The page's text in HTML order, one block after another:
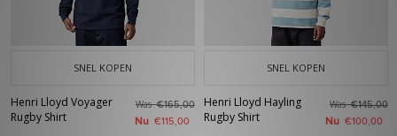
SNEL KOPEN
Henri Lloyd Voyager
Rugby Shirt
Was€165,00
Nu €115,00
SNEL KOPEN
Henri Lloyd Hayling
Rugby Shirt
Was€145,00
Nu €100,00